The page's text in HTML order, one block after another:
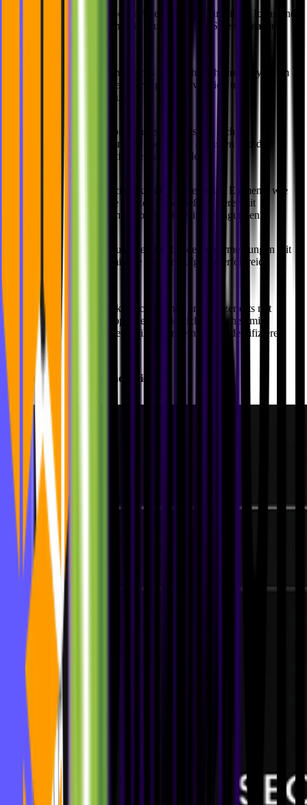
Beschreibende Alternativtexte für Bilder, Icons und
andere Nicht-Text-Elemente für Nutzer, die auf Screen Reader
Einheitliches und vorhersehbares Layout im
gesamten Produkt zur Erleichterung der Navigation und
Reduzierung von Verwirrung.
Flexible Inhaltspräsentation:
Inhalts-Layouts, die sich an
verschiedene Bildschirmgrößen und Geräte anpassen und die
Nutzbarkeit auf allen Plattformen sicherstellen.
Leicht erkennbare interaktive Elemente wie
Buttons und Links für alle Nutzer, einschließlich derer mit
motorischen Einschränkungen oder Sehbeeinträchtigungen.
Klare und beschreibende Fehlermeldungen mit
Lösungsvorschlägen, damit alle Nutzer Aufgaben erfolgreich
abschließen können.
Nutzerfeedback:
Feedback-Mechanismen und Nutzertests mit
verschiedenen Nutzergruppen, einschließlich Menschen mit
Behinderungen, um Barrierefreiheitshindernisse zu identifizieren
und zu beseitigen.
Warum ist Barrierefreiheit wichtig?